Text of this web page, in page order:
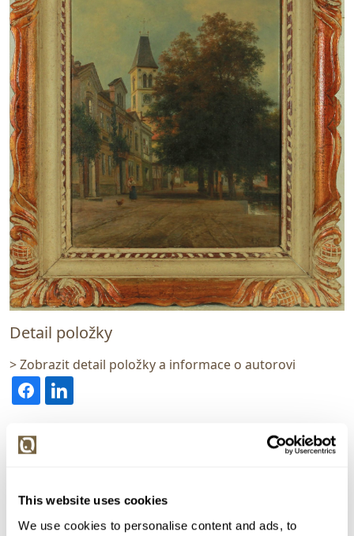
This website uses cookies
We use cookies to personalise content and ads, to
Detail položky
> Zobrazit detail položky a informace o autorovi
> zpět na aukční výsledky
Alois Kirnig
1519. Náměstí s kostelem